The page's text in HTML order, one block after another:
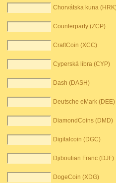
Chorvátska kuna
Counterparty (ZCP)
CraftCoin (XCC)
Cyperská libra (CYP)
Dash (DASH)
Deutsche eMark (DEE)
DiamondCoins (DMD)
Digitalcoin (DGC)
Djiboutian Franc (DJF)
DogeCoin (XDG)